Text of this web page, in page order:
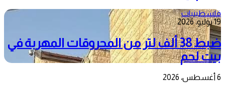
فلسطينيات
19 يوليو، 2026
ضبط 38 ألف لتر من المحروقات المهربة في
بيت لحم
6 أغسطس، 2026